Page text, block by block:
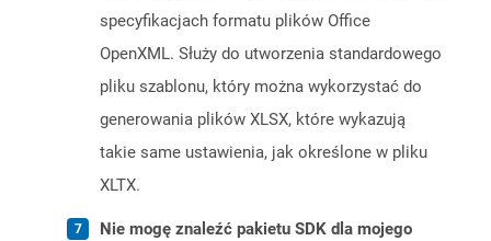
specyfikacjach formatu plików Office
OpenXML. Służy do utworzenia standardowego
pliku szablonu, który można wykorzystać do
generowania plików XLSX, które wykazują
takie same ustawienia, jak określone w pliku
XLTX.
Nie mogę znaleźć pakietu SDK dla mojego